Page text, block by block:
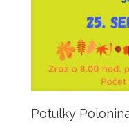
Potulky